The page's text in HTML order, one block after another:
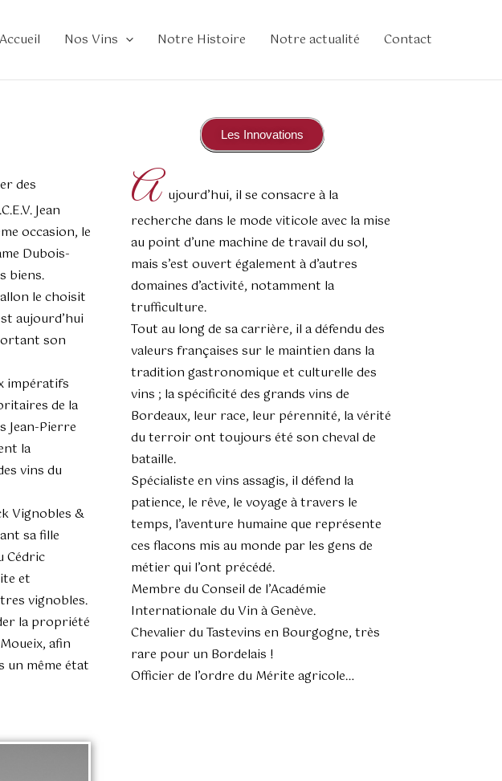
Accueil Nos Vins Notre Histoire Notre actualité Contact
des
Jean
occasion, le
Dubois-
biens.
le choisit
aujourd’hui
son
impératifs
de la
Jean-Pierre
la
vins du
Vignobles &
sa fille
Cédric
et
vignobles.
la propriété
afin
un même état
Les Innovations
A ujourd’hui, il se consacre à la
recherche dans le mode viticole avec la mise
au point d’une machine de travail du sol,
mais s’est ouvert également à d’autres
domaines d’activité, notamment la
trufficulture.
Tout au long de sa carrière, il a défendu des
valeurs françaises sur le maintien dans la
tradition gastronomique et culturelle des
vins ; la spécificité des grands vins de
Bordeaux, leur race, leur pérennité, la vérité
du terroir ont toujours été son cheval de
bataille.
Spécialiste en vins assagis, il défend la
patience, le rêve, le voyage à travers le
temps, l’aventure humaine que représente
ces flacons mis au monde par les gens de
métier qui l’ont précédé.
Membre du Conseil de l’Académie
Internationale du Vin à Genève.
Chevalier du Tastevins en Bourgogne, très
rare pour un Bordelais !
Officier de l’ordre du Mérite agricole…